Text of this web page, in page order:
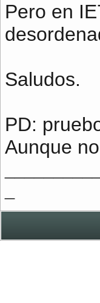
Pero en
Saludos.
PD:
Aunque